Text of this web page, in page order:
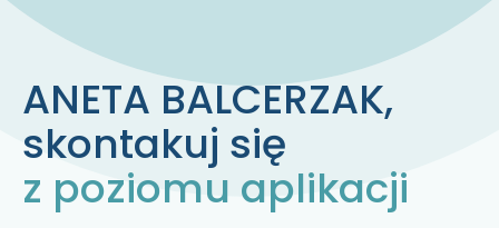
ANETA BALCERZAK,
skontakuj się
z poziomu aplikacji